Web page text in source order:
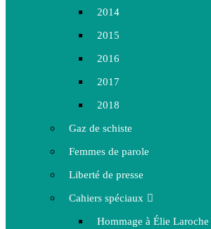
2014
2015
2016
2017
2018
Gaz de schiste
Femmes de parole
Liberté de presse
Cahiers spéciaux
Hommage à Élie Laroche